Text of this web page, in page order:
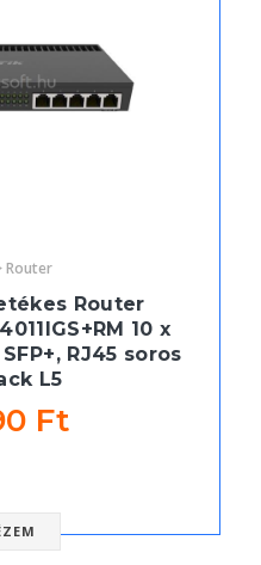
Router
Router
10 x
RJ45 soros
L5
Ft